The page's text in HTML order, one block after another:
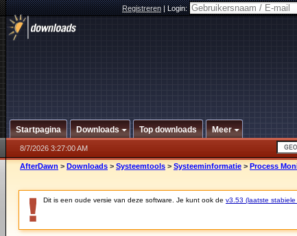
Registreren|Login:
Startpagina Downloads Top downloads Meer
8/7/2026 3:27:00 AM
AfterDawn > Downloads > Systeemtools > Systeeminformatie > Process
Dit is een oude versie van deze software. Je kunt ook de v3.53 (laatste stabiele